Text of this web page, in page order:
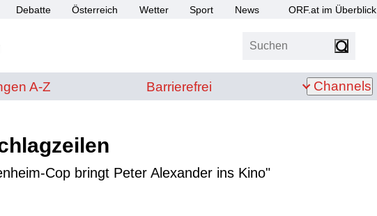
Debatte Österreich Wetter Sport News ORF.at im Überblick
Suchen
von A bis Z
A-Z Barrierefrei
Barrierefrei Channels
Cop bringt Peter Alexander ins Kino"